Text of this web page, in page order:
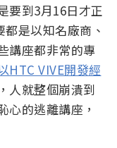
要到3月16日才正
是以知名廠商、
講座都非常的專
HTC VIVE開發經
，人就整個崩潰到
心的逃離講座，